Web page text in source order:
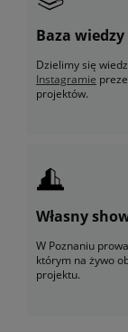
Baza wiedzy
Dzielimy się
Instagramie
projektów.
Własny
W Poznaniu
którym na żywo
projektu.